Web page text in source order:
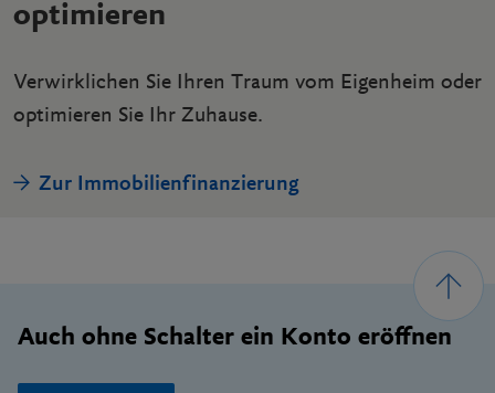
optimieren
Verwirklichen Sie Ihren Traum vom Eigenheim oder
optimieren Sie Ihr Zuhause.
Zur Immobilienfinanzierung
Auch ohne Schalter ein Konto eröffnen